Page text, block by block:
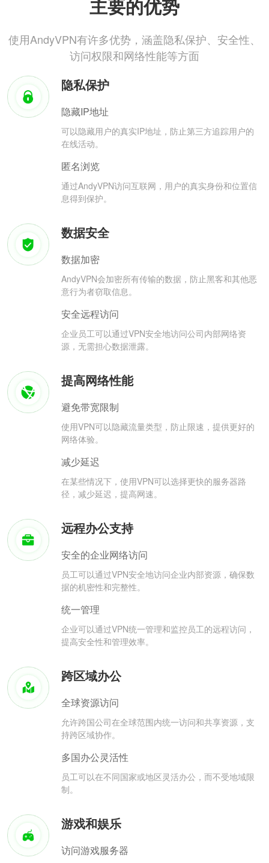
主要的优势
使用AndyVPN有许多优势，涵盖隐私保护、安全性、
访问权限和网络性能等方面
隐私保护
隐藏IP地址
可以隐藏用户的真实IP地址，防止第三方追踪用户的
在线活动。
匿名浏览
通过AndyVPN访问互联网，用户的真实身份和位置信
息得到保护。
数据安全
数据加密
AndyVPN会加密所有传输的数据，防止黑客和其他恶
意行为者窃取信息。
安全远程访问
企业员工可以通过VPN安全地访问公司内部网络资
源，无需担心数据泄露。
提高网络性能
避免带宽限制
使用VPN可以隐藏流量类型，防止限速，提供更好的
网络体验。
减少延迟
在某些情况下，使用VPN可以选择更快的服务器路
径，减少延迟，提高网速。
远程办公支持
安全的企业网络访问
员工可以通过VPN安全地访问企业内部资源，确保数
据的机密性和完整性。
统一管理
企业可以通过VPN统一管理和监控员工的远程访问，
提高安全性和管理效率。
跨区域办公
全球资源访问
允许跨国公司在全球范围内统一访问和共享资源，支
持跨区域协作。
多国办公灵活性
员工可以在不同国家或地区灵活办公，而不受地域限
制。
游戏和娱乐
访问游戏服务器